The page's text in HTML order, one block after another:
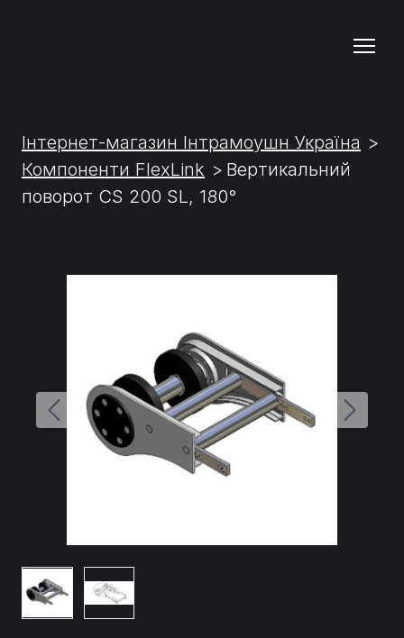
Інтернет-магазин Інтрамоушн Україна
Компоненти FlexLink
Вертикальний
поворот CS 200 SL, 180°